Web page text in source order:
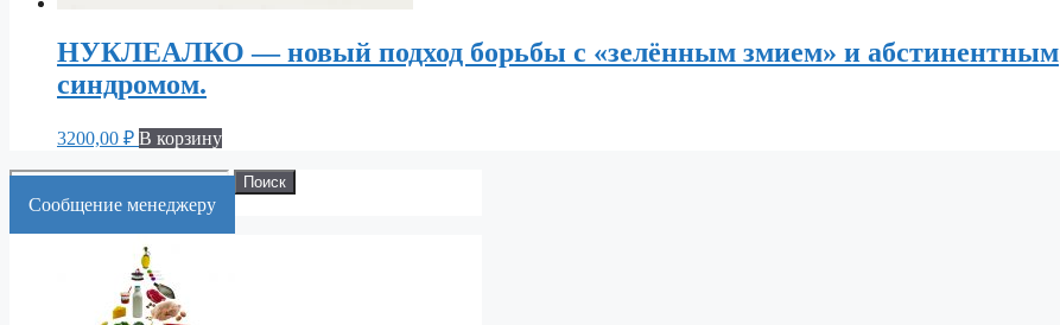
НУКЛЕАЛКО — новый подход борьбы с «зелённым змием» и абстинентным
синдромом.
3200,00 ₽ В корзину
Искать:
Поиск
Cообщение менеджеру